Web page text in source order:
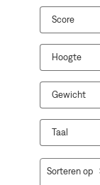
Score
Hoogte
Gewicht
Taal
Sorteren op